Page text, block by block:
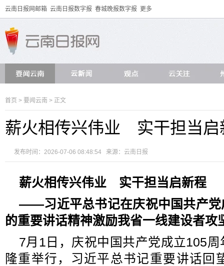
云南日报网邮箱 云南日报数字报 春城晚报数字报 更多
首页 > 要闻云南 > 正文
薪火相传兴伟业 实干担当启
发布时间：2026-07-06 08:48:54 来源： 云南日报
薪火相传兴伟业 实干担当启新程
——习近平总书记在庆祝中国共产党
的重要讲话精神激励我省一线建设者攻
7月1日，庆祝中国共产党成立105
隆重举行，习近平总书记重要讲话回